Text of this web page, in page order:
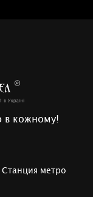
в кожному!
метро